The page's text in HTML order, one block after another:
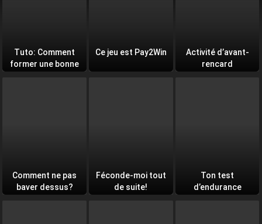
Tuto: Comment
former une bonne
Ce jeu est Pay2Win
Activité d’avant-
rencard
Comment ne pas
baver dessus?
Féconde-moi tout
de suite!
Ton test
d’endurance